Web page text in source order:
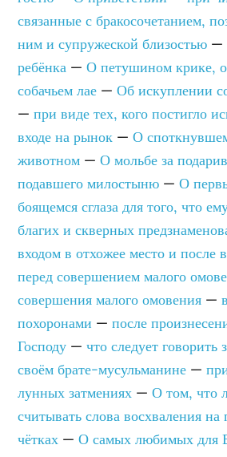
связанные с бракосочетанием,
ним и супружеской близостью —
ребёнка —О петушином крике,
собачьем лае —Об искуплении
—при виде тех, кого постигло
входе на рынок —О
животном —О мольбе за
подавшего милостыню —О
боящемся сглаза для того, что
благих и скверных
входом в отхожее место и после
перед совершением малого
совершения малого омовения —
похоронами —после
Господу —что следует
своём брате-мусульманине —
лунных затмениях —О том, что
считывать слова восхваления
чётках —О самых любимых для